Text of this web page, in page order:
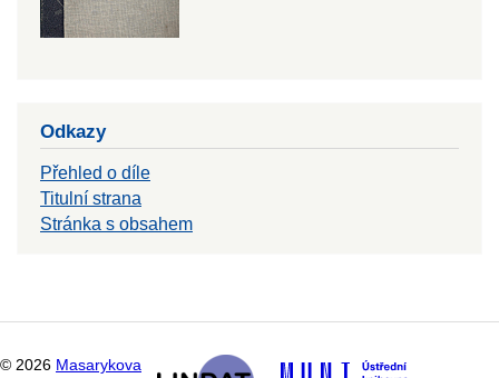
Odkazy
Přehled o díle
Titulní strana
Stránka s obsahem
© 2026 Masarykova